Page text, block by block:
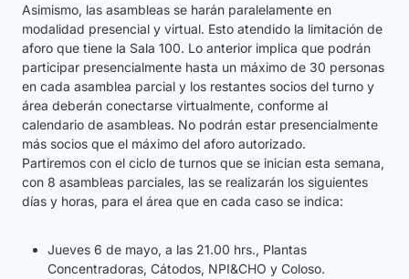
Asimismo, las asambleas se harán paralelamente en
modalidad presencial y virtual. Esto atendido la limitación de
aforo que tiene la Sala 100. Lo anterior implica que podrán
participar presencialmente hasta un máximo de 30 personas
en cada asamblea parcial y los restantes socios del turno y
área deberán conectarse virtualmente, conforme al
calendario de asambleas. No podrán estar presencialmente
más socios que el máximo del aforo autorizado.
Partiremos con el ciclo de turnos que se inician esta semana,
con 8 asambleas parciales, las se realizarán los siguientes
días y horas, para el área que en cada caso se indica:
Jueves 6 de mayo, a las 21.00 hrs., Plantas
Concentradoras, Cátodos, NPI&CHO y Coloso.